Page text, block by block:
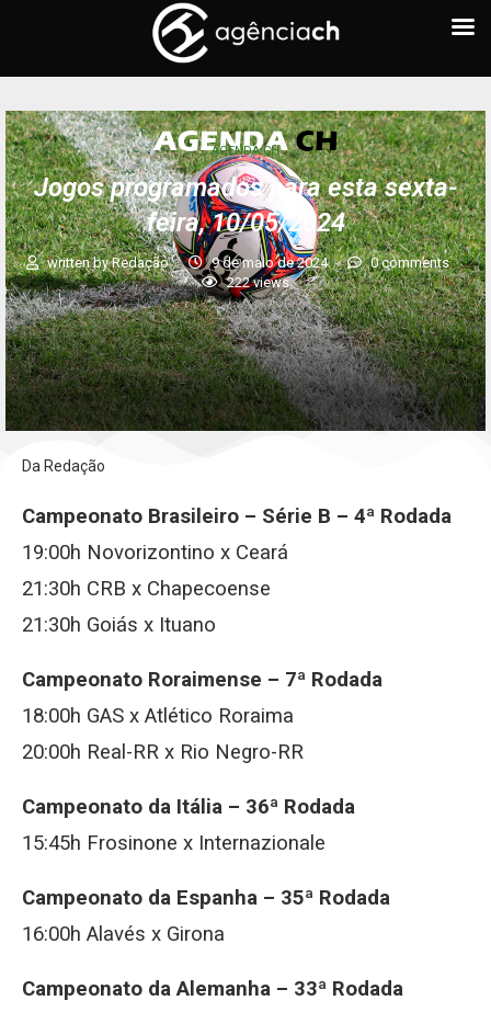
AGENDA CH
Jogos programados para esta sexta-
feira, 10/05/2024
written byRedação 9 de maio de 2024
0 comments
222views
Da Redação
Campeonato Brasileiro – Série B – 4ª Rodada
19:00h Novorizontino x Ceará
21:30h CRB x Chapecoense
21:30h Goiás x Ituano
Campeonato Roraimense – 7ª Rodada
18:00h GAS x Atlético Roraima
20:00h Real-RR x Rio Negro-RR
Campeonato da Itália – 36ª Rodada
15:45h Frosinone x Internazionale
Campeonato da Espanha – 35ª Rodada
16:00h Alavés x Girona
Campeonato da Alemanha – 33ª Rodada